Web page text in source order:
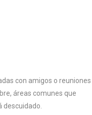
con amigos o reuniones
áreas comunes que
descuidado.